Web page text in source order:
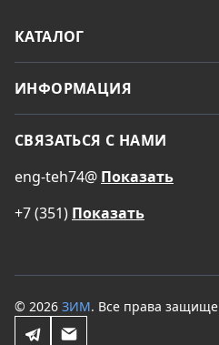
КАТАЛОГ
ИНФОРМАЦИЯ
СВЯЗАТЬСЯ С НАМИ
eng-teh74@ Показать
+7 (351) Показать
© 2026 ЗИМ. Все права